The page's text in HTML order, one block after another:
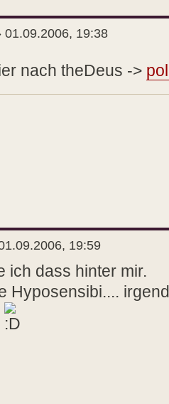
01.09.2006, 19:38
nach theDeus ->
19:59
ich dass hinter mir.
Hyposensibi....